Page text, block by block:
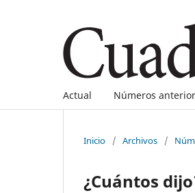
Actual Números
Inicio / Archivos /
¿Cuántos